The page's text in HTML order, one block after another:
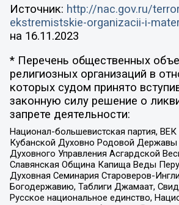
Источник: http://nac.gov.ru/
ekstremistskie-organizacii-i-
на 16.11.2023
* Перечень общественных
религиозных организаций в
которых судом принято
законную силу решение о
запрете деятельности:
Национал-большевистская партия,
Кубанской Духовно Родовой
Духовного Управления Асгардской
Славянская Община Капища Веды
Духовная Семинария Староверов-
Богодержавию, Таблиги Джамаат,
Русское национальное единство,